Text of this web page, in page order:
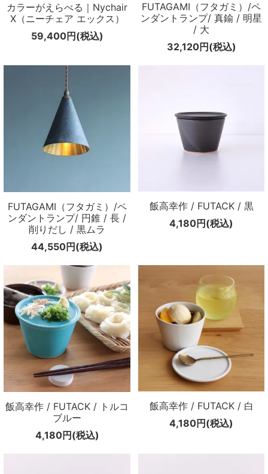
カラーがえらべる｜Nychair
X（ニーチェア エックス）
59,400円(税込)
FUTAGAMI（フタガミ）/ペ
ンダントランプ/ 真鍮 / 明星
/ 大
32,120円(税込)
FUTAGAMI（フタガミ）/ペ
ンダントランプ/ 円錐 / 長 /
削りだし / 黒ムラ
44,550円(税込)
飯高幸作 / FUTACK / 黒
4,180円(税込)
飯高幸作 / FUTACK / トルコ
ブルー
4,180円(税込)
飯高幸作 / FUTACK / 白
4,180円(税込)